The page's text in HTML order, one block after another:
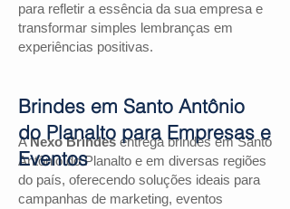
para refletir a essência da sua empresa e
transformar simples lembranças em
experiências positivas.
ANexo Brindes entrega brindes em Santo
Antônio do Planalto e em diversas regiões
do país, oferecendo soluções ideais para
campanhas de marketing, eventos
Brindes em Santo Antônio
do Planalto para Empresas e
Eventos